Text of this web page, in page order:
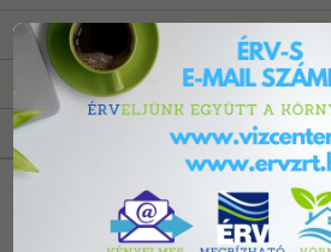
HIBAELHÁRÍTÁS
PÁLYÁZATOK
A VÍZRŐL